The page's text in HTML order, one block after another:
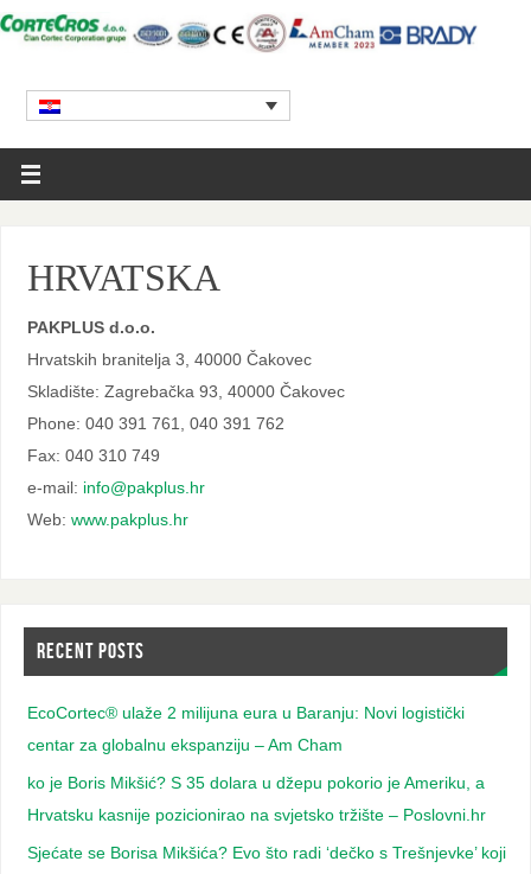
HRVATSKA
PAKPLUS d.o.o.
Hrvatskih branitelja 3, 40000 Čakovec
Skladište: Zagrebačka 93, 40000 Čakovec
Phone: 040 391 761, 040 391 762
Fax: 040 310 749
e-mail: info@pakplus.hr
Web: www.pakplus.hr
RECENT POSTS
EcoCortec® ulaže 2 milijuna eura u Baranju: Novi logistički
centar za globalnu ekspanziju – Am Cham
ko je Boris Mikšić? S 35 dolara u džepu pokorio je Ameriku, a
Hrvatsku kasnije pozicionirao na svjetsko tržište – Poslovni.hr
Sjećate se Borisa Mikšića? Evo što radi ‘dečko s Trešnjevke’ koji